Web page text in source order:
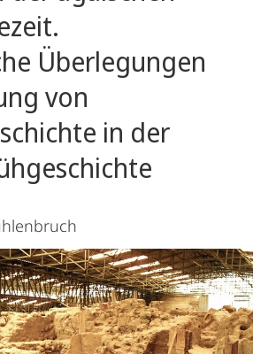
Überlegungen
von
in der